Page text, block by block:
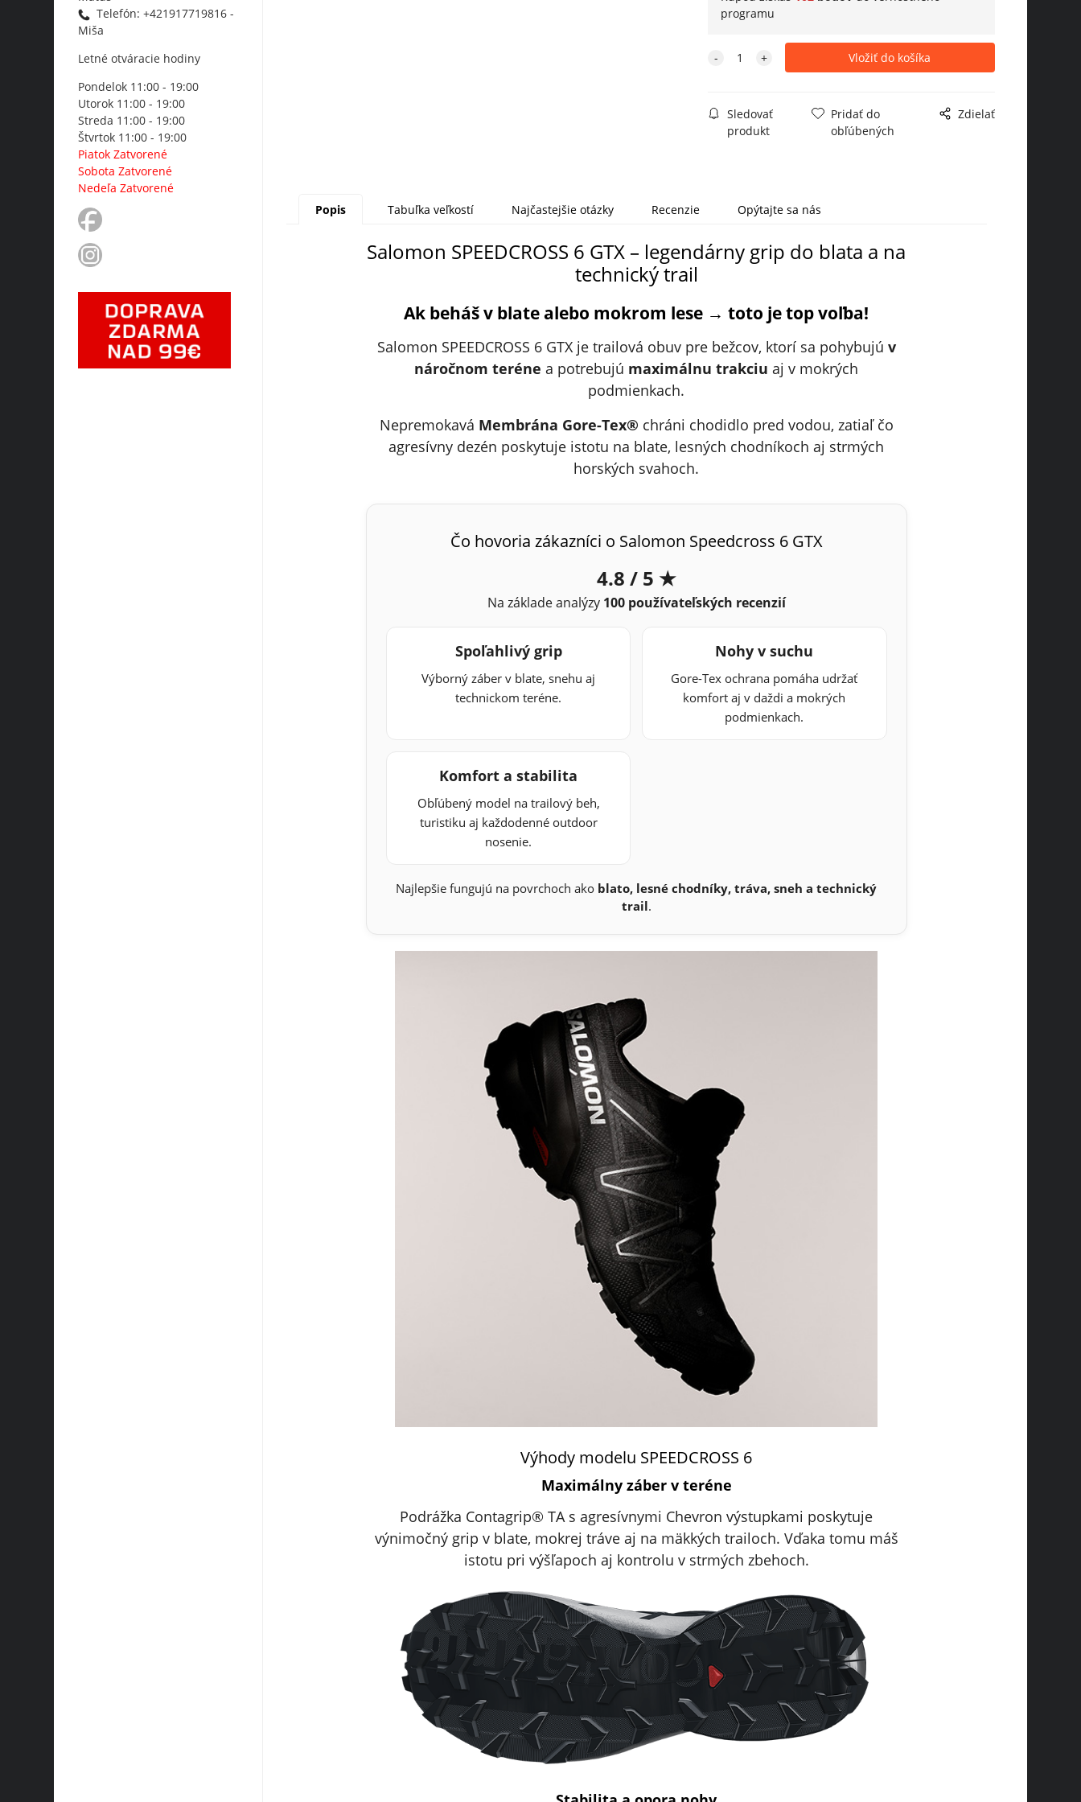
Telefón: +421917719816 -
Miša
Letné otváracie hodiny
Pondelok 11:00 - 19:00
Utorok 11:00 - 19:00
Streda 11:00 - 19:00
Štvrtok 11:00 - 19:00
Piatok Zatvorené
Sobota Zatvorené
Nedeľa Zatvorené
programu
Sledovať
produkt
Pridať do
obľúbených
Zdielať
Popis Tabuľka veľkostí Najčastejšie otázky Recenzie Opýtajte sa nás
Salomon SPEEDCROSS 6 GTX – legendárny grip do blata a na
technický trail
Ak beháš v blate alebo mokrom lese → toto je top voľba!
Salomon SPEEDCROSS 6 GTX je trailová obuv pre bežcov, ktorí sa pohybujú v
náročnom teréne a potrebujú maximálnu trakciuaj v mokrých
podmienkach.
Nepremokavá Membrána Gore-Tex® chráni chodidlo pred vodou, zatiaľ čo
agresívny dezén poskytuje istotu na blate, lesných chodníkoch aj strmých
horských svahoch.
Čo hovoria zákazníci o Salomon Speedcross 6 GTX
4.8 / 5 ★
Na základe analýzy 100 používateľských recenzií
Spoľahlivý grip
Výborný záber v blate, snehu aj
technickom teréne.
Nohy v suchu
Gore-Tex ochrana pomáha udržať
komfort aj v daždi a mokrých
podmienkach.
Komfort a stabilita
Obľúbený model na trailový beh,
turistiku aj každodenné outdoor
nosenie.
Najlepšie fungujú na povrchoch ako blato, lesné chodníky, tráva, sneh a technický
trail.
Výhody modelu SPEEDCROSS 6
Maximálny záber v teréne
Podrážka Contagrip® TA s agresívnymi Chevron výstupkami poskytuje
výnimočný grip v blate, mokrej tráve aj na mäkkých trailoch. Vďaka tomu máš
istotu pri výšľapoch aj kontrolu v strmých zbehoch.